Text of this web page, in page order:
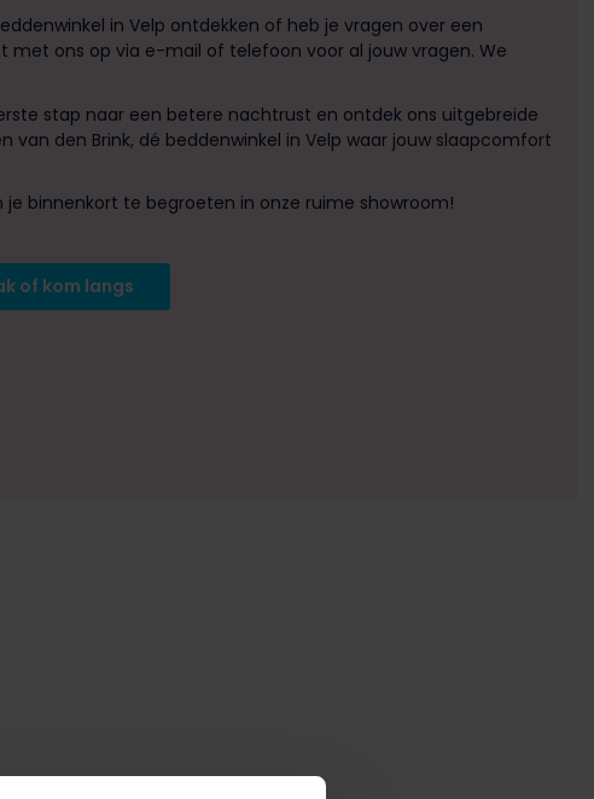
in Velp ontdekken of heb je vragen over een
met ons op via e-mail of telefoon voor al jouw vragen. We
stap naar een betere nachtrust en ontdek ons uitgebreide
van den Brink, dé beddenwinkel in Velp waar jouw slaapcomfort
je binnenkort te begroeten in onze ruime showroom!
of kom langs